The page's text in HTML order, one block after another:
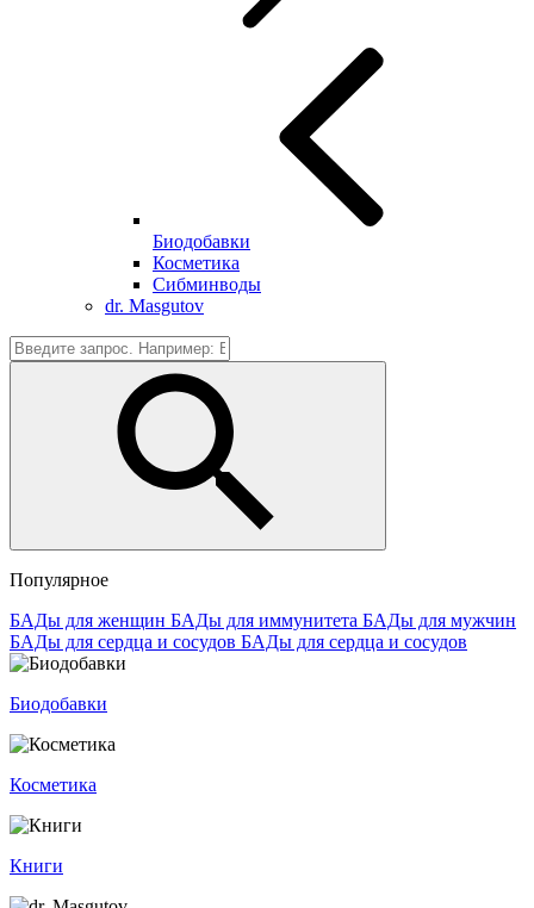
Биодобавки
Косметика
Сибминводы
dr. Masgutov
Популярное
БАДы для женщин БАДы для иммунитета БАДы для мужчин
БАДы для сердца и сосудов БАДы для сердца и сосудов
Биодобавки
Косметика
Книги